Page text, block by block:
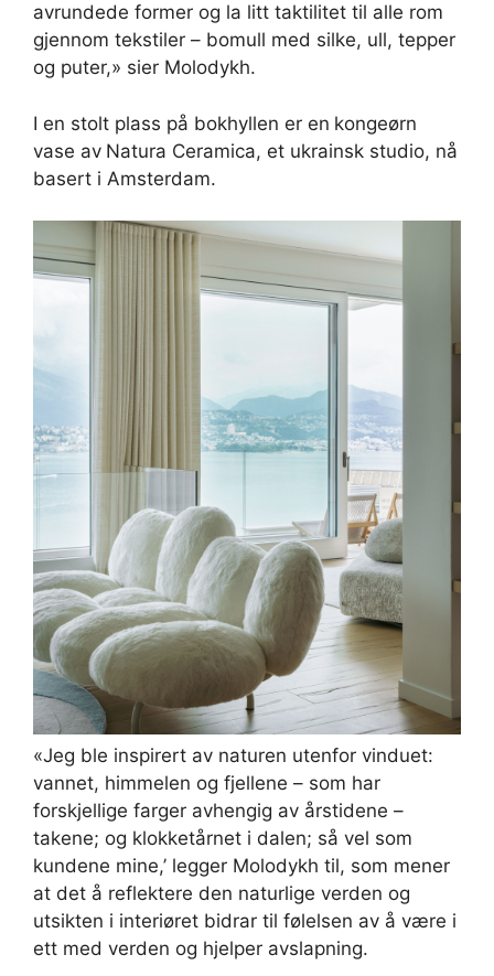
avrundede former og la litt taktilitet til alle rom
gjennom tekstiler – bomull med silke, ull, tepper
og puter,» sier Molodykh.
I en stolt plass på bokhyllen er en kongeørn
vase av Natura Ceramica, et ukrainsk studio, nå
basert i Amsterdam.
«Jeg ble inspirert av naturen utenfor vinduet:
vannet, himmelen og fjellene – som har
forskjellige farger avhengig av årstidene –
takene; og klokketårnet i dalen; så vel som
kundene mine,’ legger Molodykh til, som mener
at det å reflektere den naturlige verden og
utsikten i interiøret bidrar til følelsen av å være i
ett med verden og hjelper avslapning.